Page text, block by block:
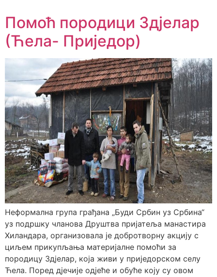
Помоћ породици Здјелар
(Ћела- Приједор)
Неформална група грађана „Буди Србин уз Србина“
уз подршку чланова Друштва пријатеља манастира
Хиландара, организовала је добротворну акцију с
циљем прикупљања материјалне помоћи за
породицу Здјелар, која живи у приједорском селу
Ћела. Поред дјечије одјеће и обуће коју су овом